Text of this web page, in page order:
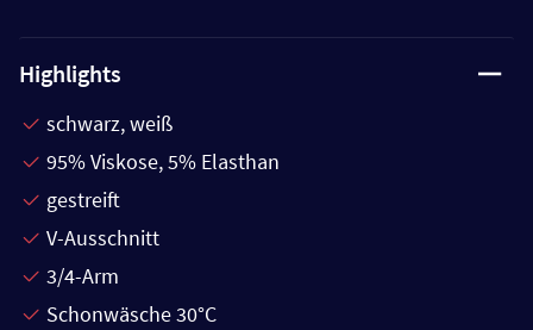
Highlights
schwarz, weiß
95% Viskose, 5% Elasthan
gestreift
V-Ausschnitt
3/4-Arm
Schonwäsche 30°C